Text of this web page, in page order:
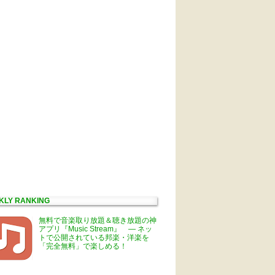
RANKING
無料で音楽取り放題＆聴き放題の神
アプリ『Music Stream』 ― ネッ
トで公開されている邦楽・洋楽を
「完全無料」で楽しめる！